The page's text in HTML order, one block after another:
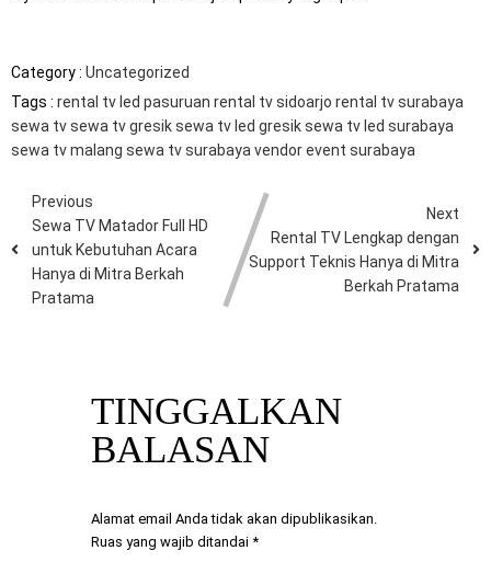
Category : Uncategorized
Tags : rental tv led pasuruan rental tv sidoarjo rental tv surabaya
sewa tvsewa tv gresiksewa tv led gresiksewa tv led surabaya
sewa tv malang sewa tv surabaya vendor event surabaya
Previous
Sewa TV Matador Full HD
untuk Kebutuhan Acara
Hanya di Mitra Berkah
Pratama
Next
Rental TV Lengkap dengan
Support Teknis Hanya di Mitra
Berkah Pratama
TINGGALKAN
BALASAN
Alamat email Anda tidak akan dipublikasikan.
Ruas yang wajib ditandai *